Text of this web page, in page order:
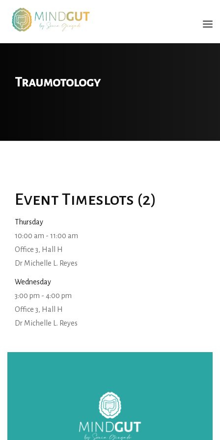
SERVIÇOS
Traumotology
Event Timeslots (2)
Thursday
10:00 am - 11:00 am
Office 3, Hall H
Dr Michelle L. Reyes
Wednesday
3:00 pm - 4:00 pm
Office 3, Hall H
Dr Michelle L. Reyes